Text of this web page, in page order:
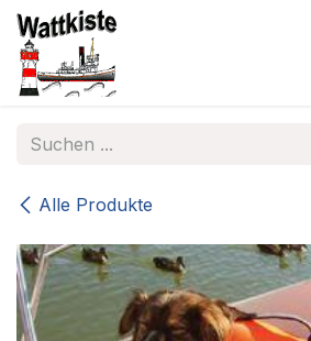
Zum Inhalt springen
Alle Produkte